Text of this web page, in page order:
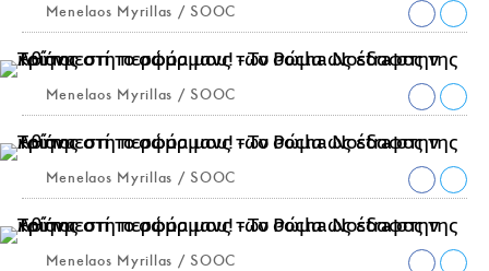
Menelaos Myrillas / SOOC
Menelaos Myrillas / SOOC
Menelaos Myrillas / SOOC
Menelaos Myrillas / SOOC